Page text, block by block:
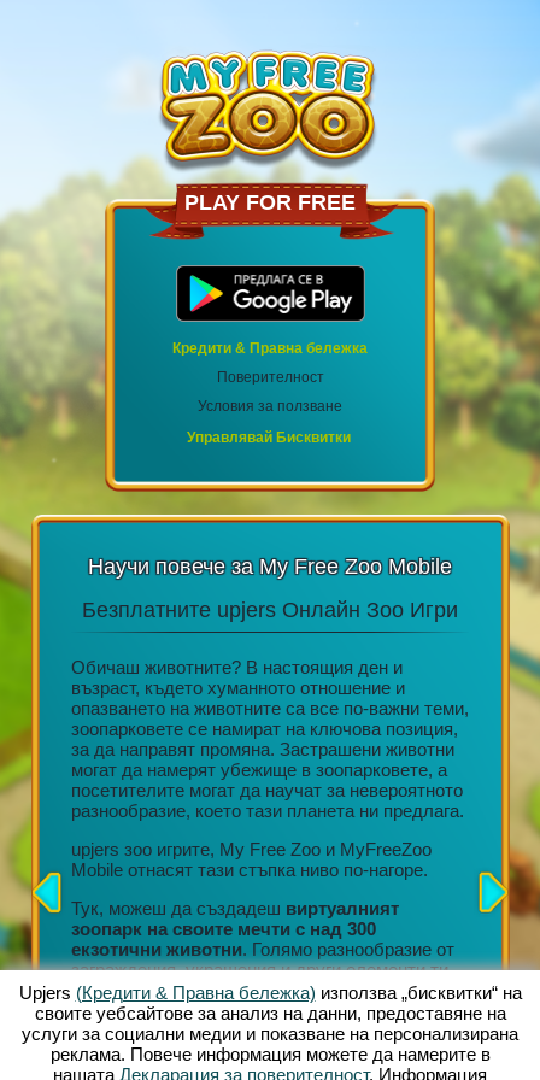
PLAY FOR FREE
Кредити & Правна бележка
Поверителност
Условия за ползване
Управлявай Бисквитки
Научи повече за My Free Zoo Mobile
на
Безплатните upjers Онлайн Зоо Игри
Обичаш животните? В настоящия ден и
възраст, където хуманното отношение и
опазването на животните са все по-важни теми,
зоопарковете се намират на ключова позиция,
за да направят промяна. Застрашени животни
могат да намерят убежище в зоопарковете, а
посетителите могат да научат за невероятното
разнообразие, което тази планета ни предлага.
upjers зоо игрите, My Free Zoo и MyFreeZoo
Mobile отнасят тази стъпка ниво по-нагоре.
Тук, можеш да създадеш виртуалният
зоопарк на своите мечти с над 300
екзотични животни. Голямо разнообразие от
заграждения, украшения и други елементи ти
позволяват да създадеш уникална среда на
живот.
Всяко
своя
могат
Тези
Upjers (Кредити & Правна бележка) използва „бисквитки“ на
своите уебсайтове за анализ на данни, предоставяне на
услуги за социални медии и показване на персонализирана
реклама. Повече информация можете да намерите в
нашата Декларация за поверителност. Информация